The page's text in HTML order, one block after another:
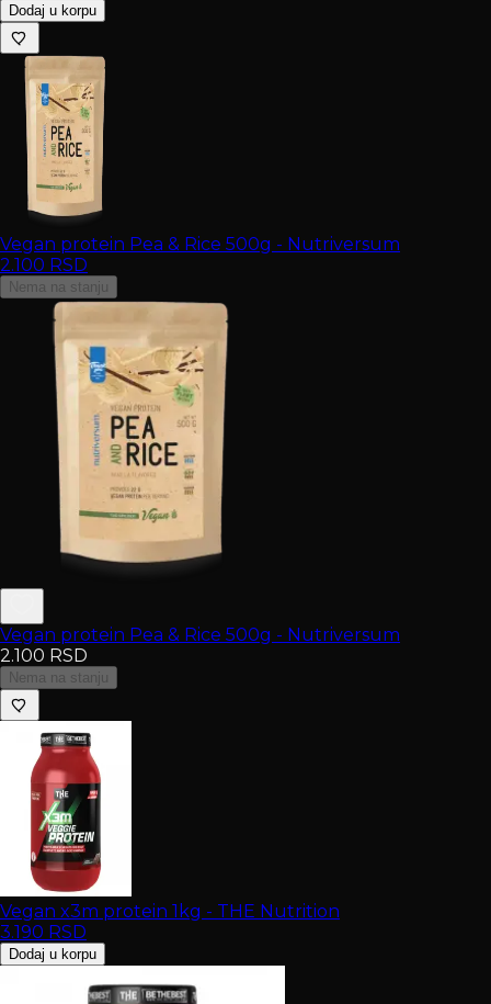
Dodaj u korpu
Vegan protein Pea & Rice 500g - Nutriversum
2.100 RSD
Nema na stanju
Vegan protein Pea & Rice 500g - Nutriversum
2.100 RSD
Nema na stanju
Vegan x3m protein 1kg - THE Nutrition
3.190 RSD
Dodaj u korpu